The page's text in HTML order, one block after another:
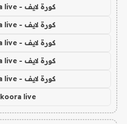
كورة لايف - koora live
كورة لايف - koora live
كورة لايف - koora live
كورة لايف - koora live
كورة لايف - koora live
koora live